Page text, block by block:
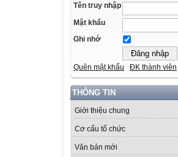
Tên truy nhập
Mật khẩu
Ghi nhớ
Quên mật khẩu ĐK thành viên
THÔNG TIN
Giới thiệu chung
Cơ cấu tổ chức
Văn bản mới